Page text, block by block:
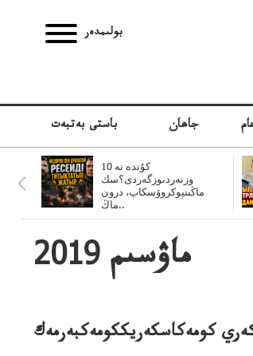
بولىمدەر
باستى بەتبەت جاھان
10 كۇندە نە
وزنەردىوزگەردى؟سك
ماڭىنپوكروۆسكاپ، درون
ماڭ..
2019 ماۋسىم
كومەكاسكەريككومەكبەرمەك